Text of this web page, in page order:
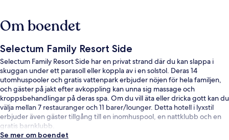
Om boendet
Selectum Family Resort Side
Selectum Family Resort Side har en privat strand där du kan slappa i
skuggan under ett parasoll eller koppla av i en solstol. Deras 14
utomhuspooler och gratis vattenpark erbjuder nöjen för hela familjen,
och gäster på jakt efter avkoppling kan unna sig massage och
kroppsbehandlingar på deras spa. Om du vill äta eller dricka gott kan du
välja mellan 7 restauranger och 11 barer/lounger. Detta hotell i lyxstil
erbjuder även gäster tillgång till en inomhuspool, en nattklubb och en
gratis barnklubb.
Se mer om boendet